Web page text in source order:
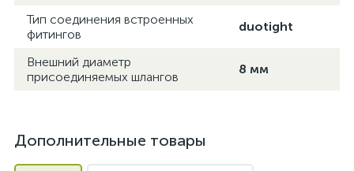
Тип соединения встроенных
фитингов
duotight
Внешний диаметр
присоединяемых шлангов
8 мм
Дополнительные товары